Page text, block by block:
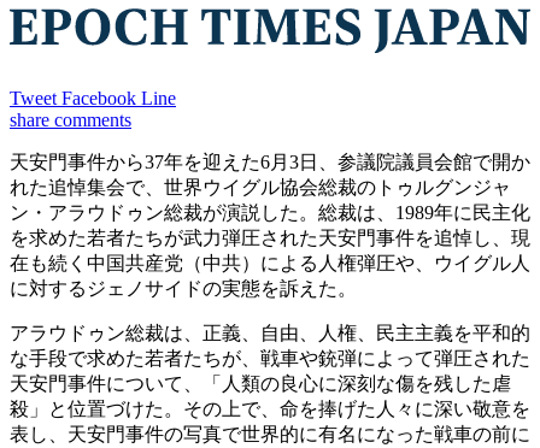
Tweet Facebook Line
share comments
天安門事件から37年を迎えた6月3日、参議院議員会館で開か
れた追悼集会で、世界ウイグル協会総裁のトゥルグンジャ
ン・アラウドゥン総裁が演説した。総裁は、1989年に民主化
を求めた若者たちが武力弾圧された天安門事件を追悼し、現
在も続く中国共産党（中共）による人権弾圧や、ウイグル人
に対するジェノサイドの実態を訴えた。
アラウドゥン総裁は、正義、自由、人権、民主主義を平和的
な手段で求めた若者たちが、戦車や銃弾によって弾圧された
天安門事件について、「人類の良心に深刻な傷を残した虐
殺」と位置づけた。その上で、命を捧げた人々に深い敬意を
表し、天安門事件の写真で世界的に有名になった戦車の前に